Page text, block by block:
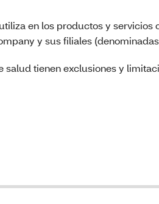
en los productos y
y sus filiales (denominadas
salud tienen exclusiones y